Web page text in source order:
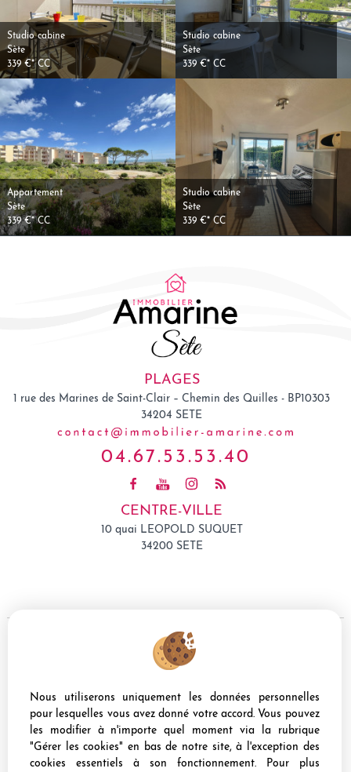
Studio cabine
Sète
339 €*CC
Studio cabine
Sète
339 €* CC
Appartement
Sète
339 €*CC
Studio cabine
Sète
339 €*CC
PLAGES
1 rue des Marines de Saint-Clair – Chemin des Quilles - BP10303
34204 SETE
04.67.53.53.40
CENTRE-VILLE
10 quai LEOPOLD SUQUET
34200 SETE
Mentions Légales
Gérer les cookies
Notre barème d'honoraires
Plan
Accès Propriétaire
Nous utiliserons uniquement les données personnelles
pour lesquelles vous avez donné votre accord. Vous pouvez
les modifier à n'importe quel moment via la rubrique
"Gérer les cookies" en bas de notre site, à l'exception des
cookies essentiels à son fonctionnement. Pour plus